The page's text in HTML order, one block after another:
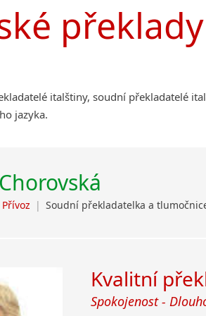
italštiny, soudní překladatelé
jazyka.
| Soudní překladatelka a
Kvalitní
Spokojenost -